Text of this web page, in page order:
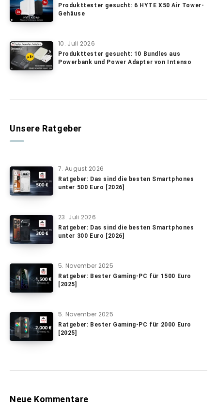
Produkttester gesucht: 6 HYTE X50 Air Tower-
Gehäuse
10. Juli 2026
Produkttester gesucht: 10 Bundles aus
Powerbank und Power Adapter von Intenso
Unsere Ratgeber
7. August 2026
Ratgeber: Das sind die besten Smartphones
unter 500 Euro [2026]
23. Juli 2026
Ratgeber: Das sind die besten Smartphones
unter 300 Euro [2026]
5. November 2025
Ratgeber: Bester Gaming-PC für 1500 Euro
[2025]
5. November 2025
Ratgeber: Bester Gaming-PC für 2000 Euro
[2025]
Neue Kommentare